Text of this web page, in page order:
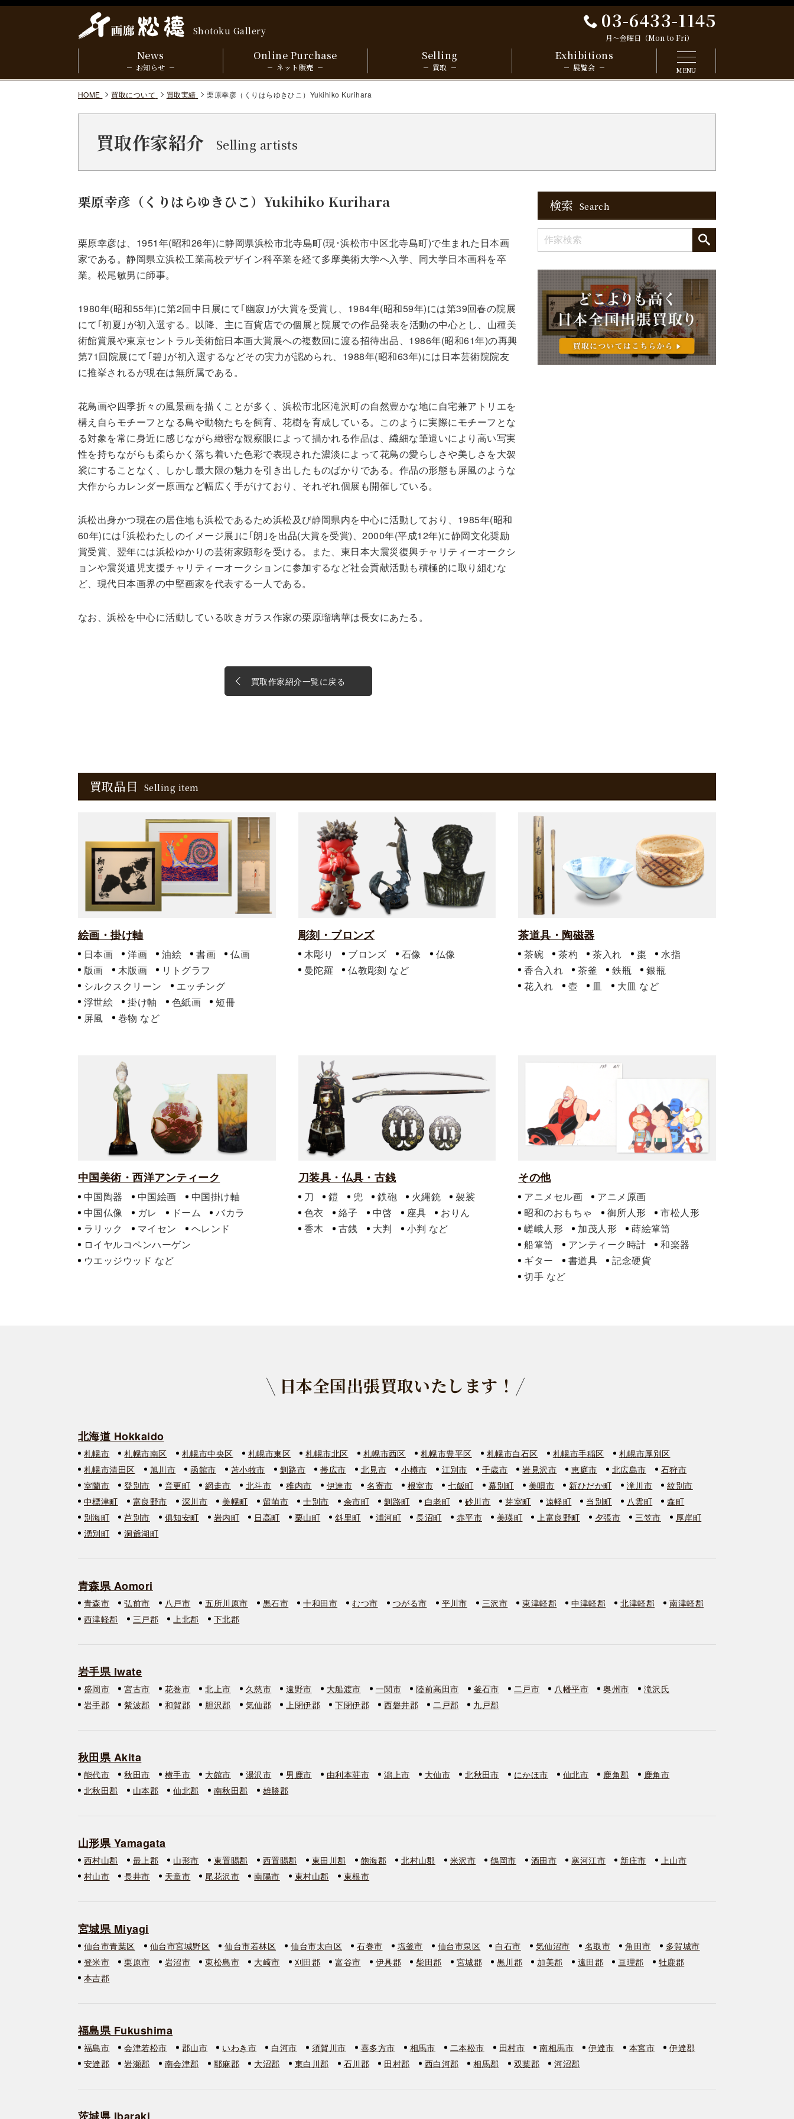
Shotoku Gallery 03-6433-1145
月～金曜日（Mon to Fri）
MENU
News
お知らせ
Online Purchase
ネット販売
Selling
買取
Exhibitions
展覧会
HOME 買取について 買取実績 栗原幸彦（くりはらゆきひこ）Yukihiko Kurihara
買取作家紹介 Selling artists
栗原幸彦（くりはらゆきひこ）Yukihiko Kurihara
栗原幸彦は、1951年(昭和26年)に静岡県浜松市北寺島町(現･浜松市中区北寺島町)で生まれた日本画
家である。静岡県立浜松工業高校デザイン科卒業を経て多摩美術大学へ入学、同大学日本画科を卒
業。松尾敏男に師事。
1980年(昭和55年)に第2回中日展にて｢幽寂｣が大賞を受賞し、1984年(昭和59年)には第39回春の院展
にて｢初夏｣が初入選する。以降、主に百貨店での個展と院展での作品発表を活動の中心とし、山種美
術館賞展や東京セントラル美術館日本画大賞展への複数回に渡る招待出品、1986年(昭和61年)の再興
第71回院展にて｢碧｣が初入選するなどその実力が認められ、1988年(昭和63年)には日本芸術院院友
に推挙されるが現在は無所属である。
花鳥画や四季折々の風景画を描くことが多く、浜松市北区滝沢町の自然豊かな地に自宅兼アトリエを
構え自らモチーフとなる鳥や動物たちを飼育、花樹を育成している。このように実際にモチーフとな
る対象を常に身近に感じながら緻密な観察眼によって描かれる作品は、繊細な筆遣いにより高い写実
性を持ちながらも柔らかく落ち着いた色彩で表現された濃淡によって花鳥の愛らしさや美しさを大袈
裟にすることなく、しかし最大限の魅力を引き出したものばかりである。作品の形態も屏風のような
大作からカレンダー原画など幅広く手がけており、それぞれ個展も開催している。
浜松出身かつ現在の居住地も浜松であるため浜松及び静岡県内を中心に活動しており、1985年(昭和
60年)には｢浜松わたしのイメージ展｣に｢朗｣を出品(大賞を受賞)、2000年(平成12年)に静岡文化奨励
賞受賞、翌年には浜松ゆかりの芸術家顕彰を受ける。また、東日本大震災復興チャリティーオークシ
ョンや震災遺児支援チャリティーオークションに参加するなど社会貢献活動も積極的に取り組むな
ど、現代日本画界の中堅画家を代表する一人である。
なお、浜松を中心に活動している吹きガラス作家の栗原瑠璃華は長女にあたる。
買取作家紹介一覧に戻る
検索 Search
買取品目 Selling item
絵画・掛け軸
日本画 洋画 油絵 書画
仏画
版画
木版画
リトグラフ
シルクスクリーン
エッチング
浮世絵
掛け軸 色紙画
短冊
屏風
巻物
彫刻・ブロンズ
木彫り ブロンズ 石像
仏像
曼陀羅
仏教彫刻
茶道具・陶磁器
茶碗 茶杓 茶入れ 棗
水指
香合入れ
茶釜 鉄瓶
銀瓶
花入れ
壺 皿 大皿
中国美術・西洋アンティーク
中国陶器 中国絵画
中国掛け軸
中国仏像
ガレ ドーム
バカラ
ラリック
マイセン
ヘレンド
ロイヤルコペンハーゲン
ウエッジウッド
刀装具・仏具・古銭
刀 鎧 兜 鉄砲 火縄銃
袈裟
色衣
絡子 中啓 座具
おりん
香木
古銭 大判 小判
その他
アニメセル画
アニメ原画
昭和のおもちゃ
御所人形
市松人形
嵯峨人形
加茂人形
蒔絵箪笥
船箪笥
アンティーク時計
和楽器
ギター
書道具
記念硬貨
切手
日本全国出張買取いたします！
北海道 Hokkaido
札幌市 札幌市南区 札幌市中央区 札幌市東区 札幌市北区 札幌市西区 札幌市豊平区 札幌市白石区 札幌市手稲区
札幌市厚別区
札幌市清田区
旭川市 函館市 苫小牧市 釧路市 帯広市 北見市 小樽市 江別市 千歳市 岩見沢市 恵庭市 北広島市
石狩市
室蘭市
登別市 音更町 網走市 北斗市 稚内市 伊達市 名寄市 根室市 七飯町 幕別町 美唄市 新ひだか町 滝川市
紋別市
中標津町
富良野市 深川市 美幌町 留萌市 士別市 余市町 釧路町 白老町 砂川市 芽室町 遠軽町 当別町 八雲町
森町
別海町
芦別市 俱知安町 岩内町 日高町 栗山町 斜里町 浦河町 長沼町 赤平市 美瑛町 上富良野町 夕張市 三笠市
厚岸町
湧別町
洞爺湖町
青森県 Aomori
青森市 弘前市 八戸市 五所川原市 黒石市 十和田市 むつ市 つがる市 平川市 三沢市 東津軽郡 中津軽郡 北津軽郡
南津軽郡
西津軽郡
三戸郡 上北郡 下北郡
岩手県 Iwate
盛岡市 宮古市 花巻市 北上市 久慈市 遠野市 大船渡市 一関市 陸前高田市 釜石市 二戸市 八幡平市 奥州市
滝沢氏
岩手郡
紫波郡 和賀郡 胆沢郡 気仙郡 上閉伊郡 下閉伊郡 西磐井郡 二戸郡 九戸郡
秋田県 Akita
能代市 秋田市 横手市 大館市 湯沢市 男鹿市 由利本荘市 潟上市 大仙市 北秋田市 にかほ市 仙北市 鹿角郡
鹿角市
北秋田郡
山本郡 仙北郡 南秋田郡 雄勝郡
山形県 Yamagata
西村山郡 最上郡 山形市 東置賜郡 西置賜郡 東田川郡 飽海郡 北村山郡 米沢市 鶴岡市 酒田市 寒河江市 新庄市
上山市
村山市
長井市 天童市 尾花沢市 南陽市 東村山郡 東根市
宮城県 Miyagi
仙台市青葉区 仙台市宮城野区 仙台市若林区 仙台市太白区 石巻市 塩釜市 仙台市泉区 白石市 気仙沼市 名取市 角田市
多賀城市
登米市
栗原市 岩沼市 東松島市 大崎市 刈田郡 富谷市 伊具郡 柴田郡 宮城郡 黒川郡 加美郡 遠田郡 亘理郡
牡鹿郡
本吉郡
福島県 Fukushima
福島市 会津若松市 郡山市 いわき市 白河市 須賀川市 喜多方市 相馬市 二本松市 田村市 南相馬市 伊達市 本宮市
伊達郡
安達郡
岩瀬郡 南会津郡 耶麻郡 大沼郡 東白川郡 石川郡 田村郡 西白河郡 相馬郡 双葉郡 河沼郡